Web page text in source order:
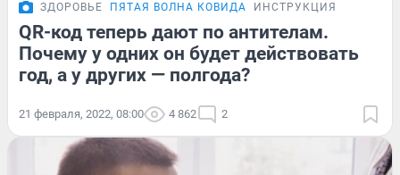
ЗДОРОВЬЕ ПЯТАЯ ВОЛНА КОВИДА ИНСТРУКЦИЯ
QR-код теперь дают по антителам.
Почему у одних он будет действовать
год, а у других — полгода?
21 февраля, 2022, 08:00 4 862 2